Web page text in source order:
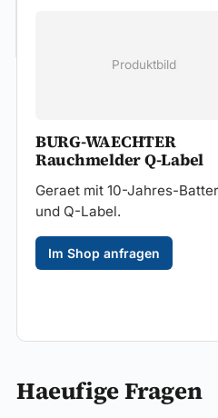
Produktbild
BURG-WAECHTER
Rauchmelder Q-Label
Geraet mit 10-Jahres-
und Q-Label.
Im Shop anfragen
Haeufige Fragen